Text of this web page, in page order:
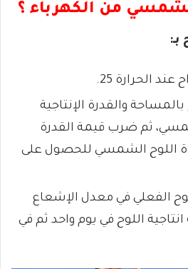
من الكهرباء ؟
بـ:
عند الحرارة 25.
والقدرة الإنتاجية
ثم ضرب قيمة القدرة
اللوح الشمسي للحصول على
الفعلي في معدل الإشعاع
اللوح في يوم واحد ثم في